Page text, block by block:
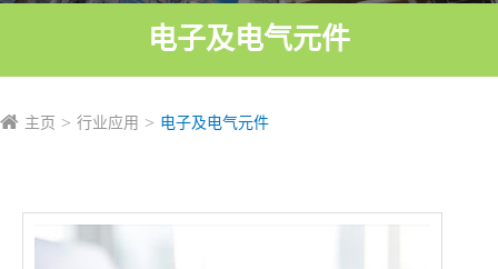
电子及电气元件
主页 行业应用 电子及电气元件